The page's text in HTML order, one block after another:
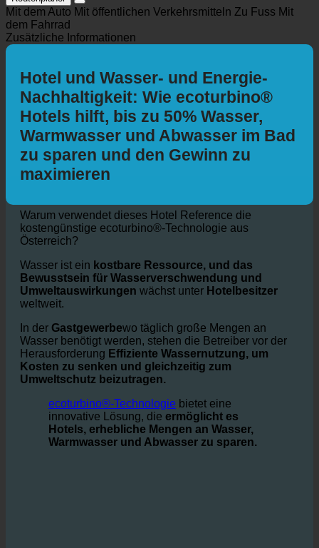
Routenplaner
Mit dem Auto Mit öffentlichen Verkehrsmitteln Zu Fuss Mit
Hotel und Wasser- und Energie-
Nachhaltigkeit: Wie ecoturbino®
Hotels hilft, bis zu 50% Wasser,
Warmwasser und Abwasser im Bad
zu sparen und den Gewinn zu
maximieren
Warum verwendet dieses Hotel Reference die
kostengünstige ecoturbino®-Technologie aus
Österreich?
Wasser ist ein kostbare Ressource, und das
Bewusstsein für Wasserverschwendung und
Umweltauswirkungen
wächst unter
Hotelbesitzer
weltweit.
In derGastgewerbewo täglich große Mengen an
Wasser benötigt werden, stehen die Betreiber vor der
HerausforderungEffiziente Wassernutzung, um
Kosten zu senken und gleichzeitig zum
Umweltschutz beizutragen.
ecoturbino®-Technologiebietet eine
innovative Lösung, dieermöglicht es